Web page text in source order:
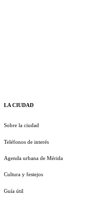
LA CIUDAD
Sobre la ciudad
Teléfonos de interés
Agenda urbana de Mérida
Cultura y festejos
Guía útil